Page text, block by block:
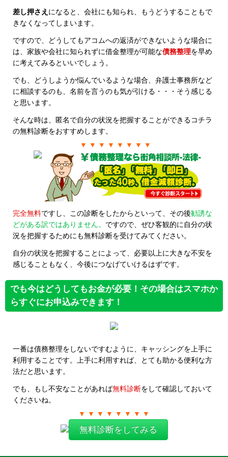
差し押さえ になると、会社にも知られ、もうどうすることもで
きなくなってしまいます。
ですので、どうしてもアコムへの返済ができないような場合に
は、家族や会社に知られずに借金整理が可能な債務整理を早め
に考えてみるといいでしょう。
でも、どうしようか悩んでいるような場合、弁護士事務所など
に相談するのも、名前を言うのも気が引ける・・・そう感じる
と思います。
そんな時は、匿名で自分の状況を把握することができるコチラ
の無料診断をおすすめします。
▼ ▼ ▼ ▼ ▼ ▼ ▼ ▼
完全無料ですし、この診断をしたからといって、その後勧誘な
どがある訳ではありません。 ですので、ぜひ客観的に自分の状
況を把握するためにも無料診断を受けてみてください。
自分の状況を把握することによって、必要以上に大きな不安を
感じることもなく、今後につなげていけるはずです。
でも今はどうしてもお金が必要！その場合はスマホか
らすぐにお申込みできます！
一番は債務整理をしないですむように、キャッシングを上手に
利用することです。上手に利用すれば、とても助かる便利な方
法だと思います。
でも、もし不安なことがあれば無料診断をして確認しておいて
くださいね。
▼ ▼ ▼ ▼ ▼ ▼ ▼ ▼
無料診断をしてみる